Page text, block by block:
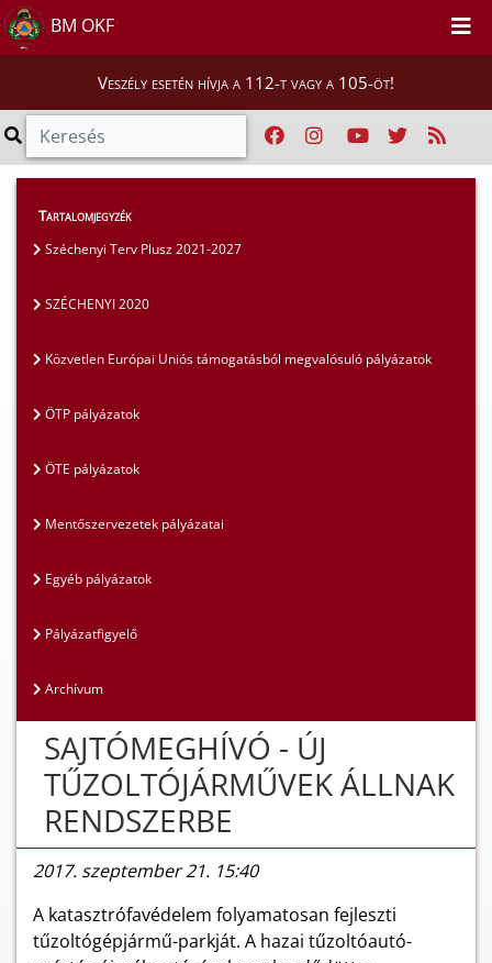
BM OKF
Veszély esetén hívja a 112-t vagy a 105-öt!
Szakmai tájékoztatók
SZÉCHENYI 2020
Tartalomjegyzék
Széchenyi Terv Plusz 2021-2027
SZÉCHENYI 2020
Közvetlen Európai Uniós támogatásból megvalósuló pályázatok
ÖTP pályázatok
ÖTE pályázatok
Mentőszervezetek pályázatai
Egyéb pályázatok
Pályázatfigyelő
Archívum
SAJTÓMEGHÍVÓ - ÚJ
TŰZOLTÓJÁRMŰVEK ÁLLNAK
RENDSZERBE
2017. szeptember 21. 15:40
A katasztrófavédelem folyamatosan fejleszti
tűzoltógépjármű-parkját. A hazai tűzoltóautó-